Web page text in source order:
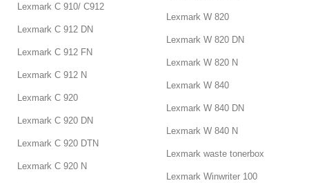
Lexmark C 910/ C912
Lexmark C 912 DN
Lexmark C 912 FN
Lexmark C 912 N
Lexmark C 920
Lexmark C 920 DN
Lexmark C 920 DTN
Lexmark C 920 N
Lexmark W 820
Lexmark W 820 DN
Lexmark W 820 N
Lexmark W 840
Lexmark W 840 DN
Lexmark W 840 N
Lexmark waste tonerbox
Lexmark Winwriter 100